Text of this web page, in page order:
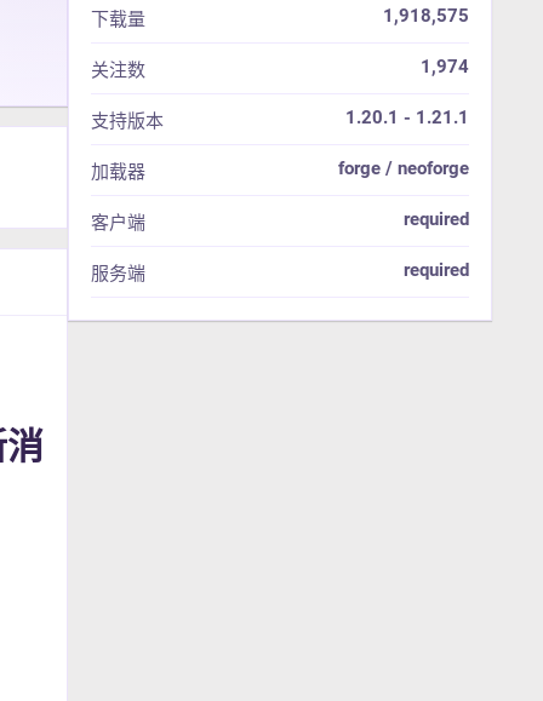
下载量 1,918,575
关注数 1,974
支持版本 1.20.1 - 1.21.1
加载器 forge / neoforge
客户端 required
服务端 required